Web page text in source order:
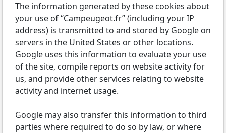
The information generated by these cookies about
your use of “Campeugeot.fr” (including your IP
address) is transmitted to and stored by Google on
servers in the United States or other locations.
Google uses this information to evaluate your use
of the site, compile reports on website activity for
us, and provide other services relating to website
activity and internet usage.
Google may also transfer this information to third
parties where required to do so by law, or where